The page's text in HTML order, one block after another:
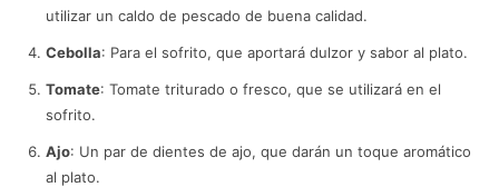
utilizar un caldo de pescado de buena calidad.
Cebolla: Para el sofrito, que aportará dulzor y sabor al plato.
Tomate: Tomate triturado o fresco, que se utilizará en el
sofrito.
Ajo: Un par de dientes de ajo, que darán un toque aromático
al plato.